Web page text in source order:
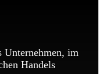
Unternehmen, im
Handels